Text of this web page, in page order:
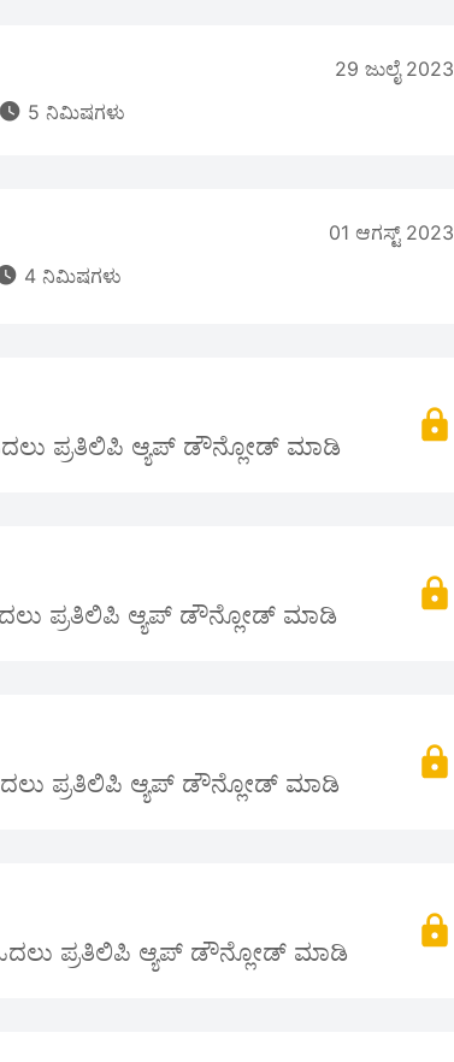
 5 ನಿಮಿಷಗಳು
29 ಜುಲೈ 2023
4 ನಿಮಿಷಗಳು
01 ಆಗಸ್ಟ್ 2023
ಪ್ರತಿಲಿಪಿ ಆ್ಯಪ್ ಡೌನ್ಲೋಡ್ ಮಾಡಿ
ಪ್ರತಿಲಿಪಿ ಆ್ಯಪ್ ಡೌನ್ಲೋಡ್ ಮಾಡಿ
ಪ್ರತಿಲಿಪಿ ಆ್ಯಪ್ ಡೌನ್ಲೋಡ್ ಮಾಡಿ
ಪ್ರತಿಲಿಪಿ ಆ್ಯಪ್ ಡೌನ್ಲೋಡ್ ಮಾಡಿ